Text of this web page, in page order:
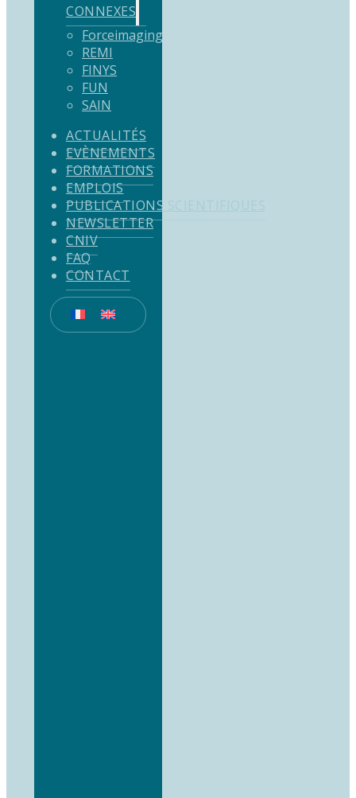
CONNEXES
Forceimaging
REMI
FINYS
FUN
SAIN
ACTUALITÉS
EVÈNEMENTS
FORMATIONS
EMPLOIS
PUBLICATIONS SCIENTIFIQUES
NEWSLETTER
CNIV
FAQ
CONTACT